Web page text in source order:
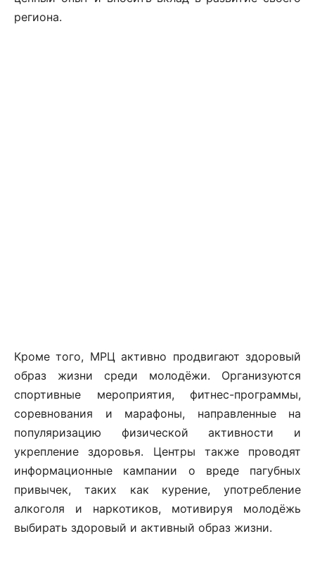
региона.
Кроме того, МРЦ активно продвигают здоровый
образ жизни среди молодёжи. Организуются
спортивные мероприятия, фитнес-программы,
соревнования и марафоны, направленные на
популяризацию физической активности и
укрепление здоровья. Центры также проводят
информационные кампании о вреде пагубных
привычек, таких как курение, употребление
алкоголя и наркотиков, мотивируя молодёжь
выбирать здоровый и активный образ жизни.